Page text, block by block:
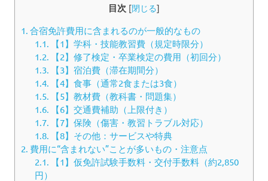
目次 [閉じる]
1. 合宿免許費用に含まれるのが一般的なもの
1.1.
【1】学科・技能教習費（規定時限分）
1.2.
【2】修了検定・卒業検定の費用（初回分）
1.3.
【3】宿泊費（滞在期間分）
1.4.
【4】食事（通常2食または3食）
1.5.
【5】教材費（教科書・問題集）
1.6.
【6】交通費補助（上限付き）
1.7.
【7】保険（傷害・教習トラブル対応）
1.8.
【8】その他：サービスや特典
2. 費用に“含まれない”ことが多いもの・注意点
2.1.
【1】仮免許試験手数料・交付手数料（約2,850
円）